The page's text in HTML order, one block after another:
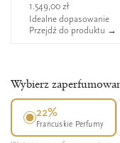
1.549,00 zł
Idealne dopasowanie
Przejdź do produktu →
Wybierz
22%
Francuskie Perfumy